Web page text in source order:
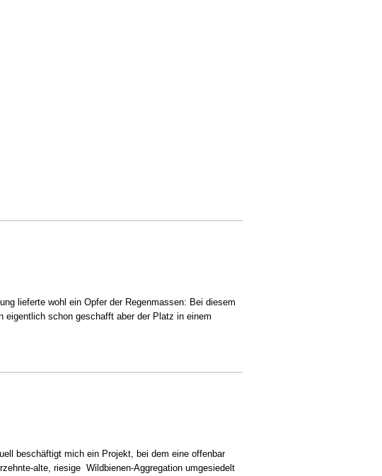
lieferte wohl ein Opfer der Regenmassen: Bei diesem
eigentlich schon geschafft aber der Platz in einem
beschäftigt mich ein Projekt, bei dem eine offenbar
alte, riesige Wildbienen-Aggregation umgesiedelt